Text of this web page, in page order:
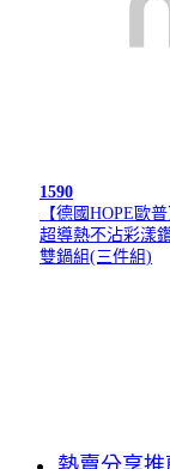
1590
【德國HOPE歐普
超導熱不沾彩漾
雙鍋組(三件組)